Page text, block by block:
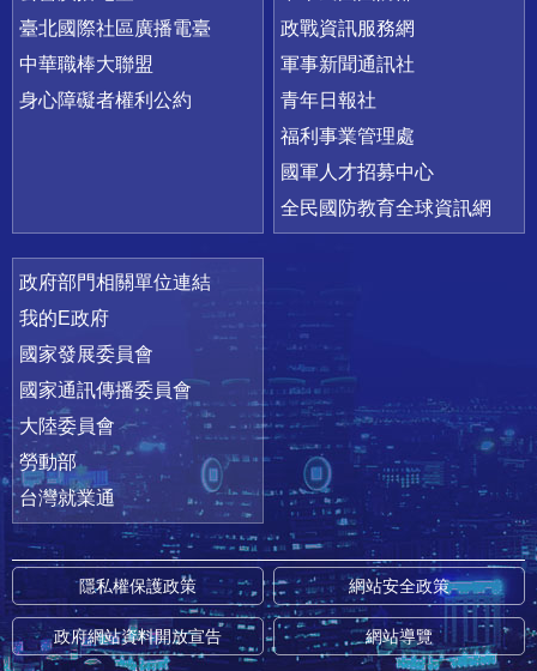
臺北國際社區廣播電臺
中華職棒大聯盟
身心障礙者權利公約
政戰資訊服務網
軍事新聞通訊社
青年日報社
福利事業管理處
國軍人才招募中心
全民國防教育全球資訊網
政府部門相關單位連結
我的E政府
國家發展委員會
國家通訊傳播委員會
大陸委員會
勞動部
台灣就業通
隱私權保護政策 網站安全政策
政府網站資料開放宣告 網站導覽